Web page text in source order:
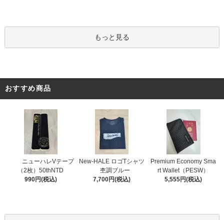
もっと見る
おすすめ商品
ニューハレVテープ
（2枚）50thNTD
990円(税込)
New-HALE ロゴTシャツ
杢調ブルー
7,700円(税込)
Premium Economy Sma
rt Wallet（PESW）
5,555円(税込)